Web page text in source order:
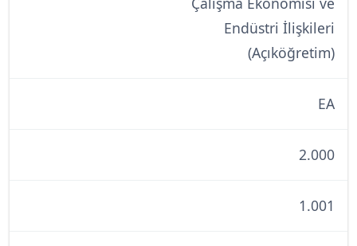
Endüstri İlişkileri
(Açıköğretim)
EA
2.000
1.001